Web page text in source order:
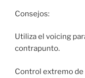
Consejos:
Utiliza el voicing
contrapunto.
Control extremo de